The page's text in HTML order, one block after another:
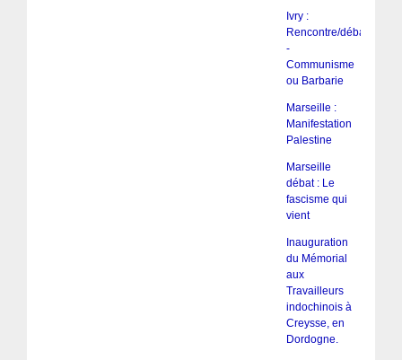
Ivry :
Rencontre/débat
-
Communisme
ou Barbarie
Marseille :
Manifestation
Palestine
Marseille
débat : Le
fascisme qui
vient
Inauguration
du Mémorial
aux
Travailleurs
indochinois à
Creysse, en
Dordogne.